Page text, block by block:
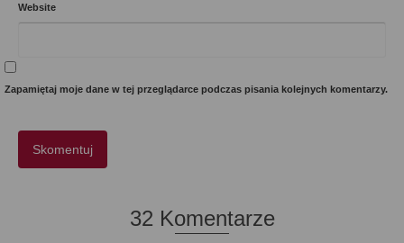
Website
Zapamiętaj moje dane w tej przeglądarce podczas pisania kolejnych komentarzy.
32 Komentarze